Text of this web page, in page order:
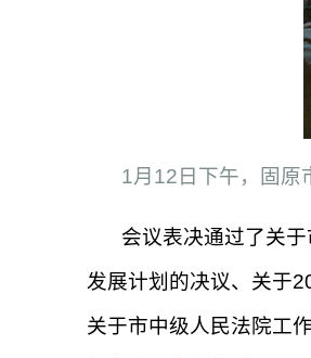
1月12日下午，固原
会议表决通过了关
发展计划的决议、关于
关于市中级人民法院工